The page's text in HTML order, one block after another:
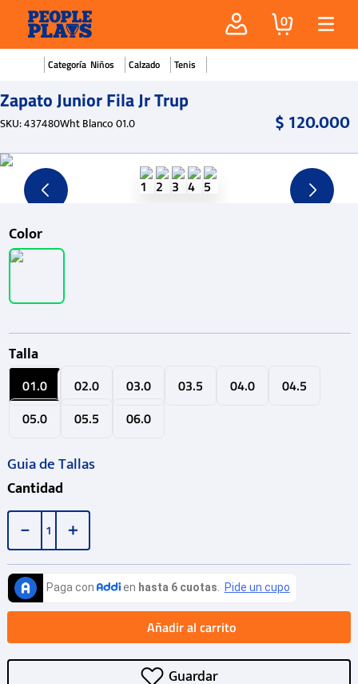
0
Niños Calzado Tenis
Zapato Junior Fila Jr Trup
SKU:437480Wht Blanco 01.0 $120.000
Color
Talla
01.0 02.0 03.0 03.5 04.0
04.5
05.0
05.5 06.0
Guia de Tallas
Cantidad
＋
－
Añadir al carrito